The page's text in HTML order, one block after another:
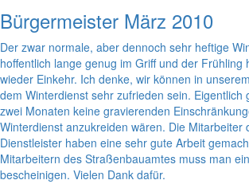
Bürgermeister März 2010
Der zwar normale, aber dennoch sehr heftige
hoffentlich lange genug im Griff und der Frühling
wieder Einkehr. Ich denke, wir können in
dem Winterdienst sehr zufrieden sein. Eigentlich
zwei Monaten keine gravierenden
Winterdienst anzukreiden wären. Die Mitarbeiter
Dienstleister haben eine sehr gute Arbeit
Mitarbeitern des Straßenbauamtes muss man
bescheinigen. Vielen Dank dafür.